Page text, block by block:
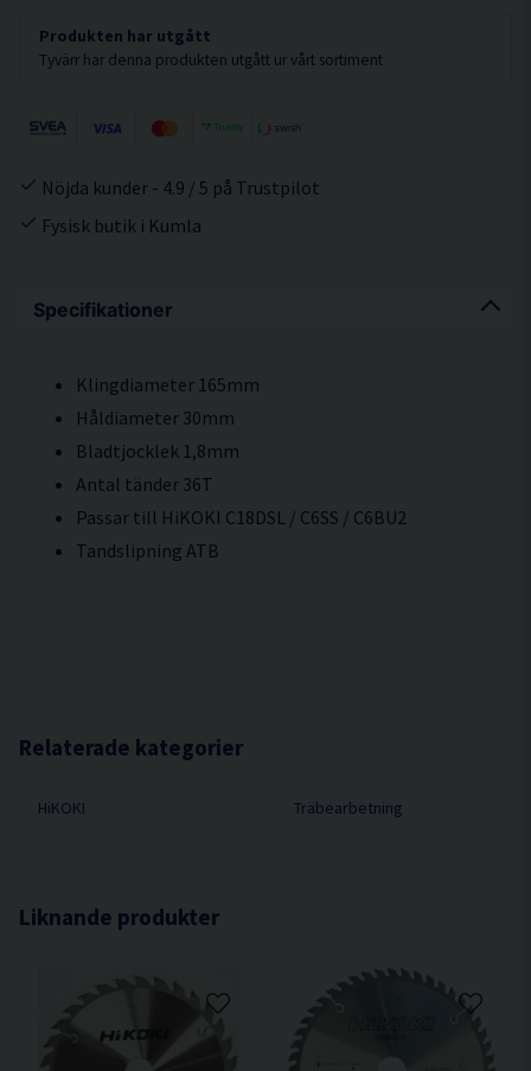
Specifikationer
Klingdiameter 165mm
Håldiameter 30mm
Bladtjocklek 1,8mm
Antal tänder 36T
Passar till HiKOKI C18DSL / C6SS / C6BU2
Tandslipning ATB
Relaterade kategorier
HiKOKI Träbearbetning
Produkten har utgått
Tyvärr har denna produkten utgått ur vårt sortiment
Nöjda kunder - 4.9 / 5 på Trustpilot
Fysisk butik i Kumla
Liknande produkter